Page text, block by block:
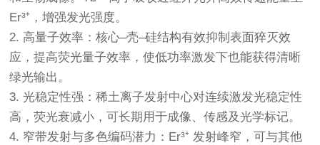
Er³⁺，增强发光强度。
2. 高量子效率：核心–壳–硅结构有效抑制表面猝灭效
应，提高荧光量子效率，使低功率激发下也能获得清晰
绿光输出。
3. 光稳定性强：稀土离子发射中心对连续激发光稳定性
高，荧光衰减小，可长期用于成像、传感及光学标记。
4. 窄带发射与多色编码潜力：Er³⁺ 发射峰窄，可与其他